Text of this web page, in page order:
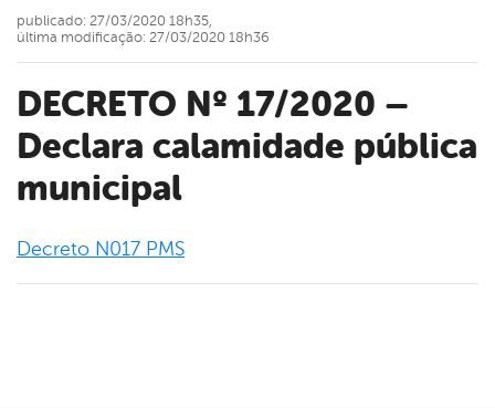
DECRETO Nº 17/2020 –
Declara calamidade pública
municipal
publicado: 27/03/2020 18h35,
última modificação: 27/03/2020 18h36
Decreto N017 PMS